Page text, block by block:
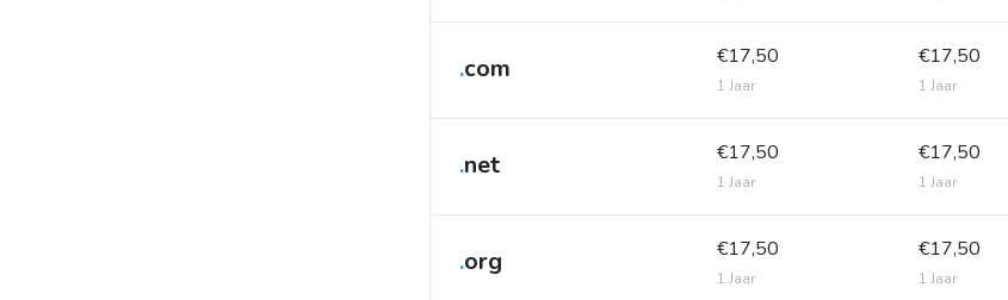
.com €17,50
1 Jaar
€17,50
1 Jaar
.net €17,50
1 Jaar
€17,50
1 Jaar
.org €17,50
1 Jaar
€17,50
1 Jaar